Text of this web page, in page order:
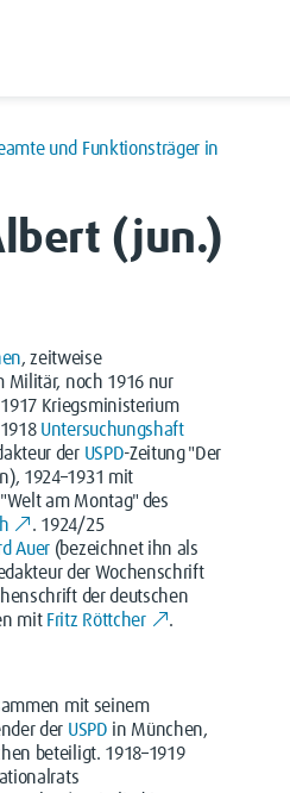
und Funktionsträger in
(jun.)
, zeitweise
Militär, noch 1916 nur
Kriegsministerium
Untersuchungshaft
der USPD-Zeitung "Der
1924–1931 mit
am Montag" des
. 1924/25
Auer (bezeichnet ihn als
der Wochenschrift
der deutschen
mit Fritz Röttcher .
mit seinem
der USPD in München,
beteiligt. 1918–1919